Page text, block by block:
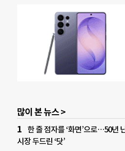
많이 본 뉴스 >
한 줄 점자를 ‘화면’으로…50년
시장 두드린 ‘닷’